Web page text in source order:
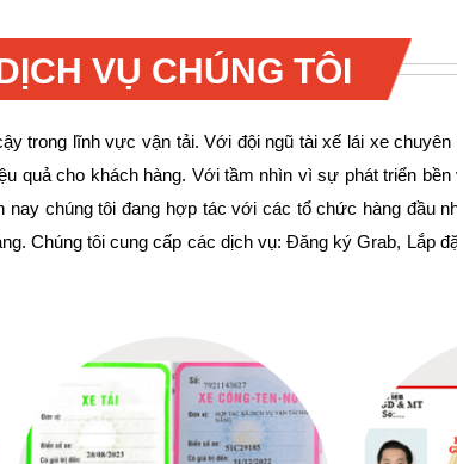
VỤ CHÚNG TÔI
trong lĩnh vực vận tải. Với đội ngũ tài xế lái xe
quả cho khách hàng. Với tầm nhìn vì sự phát triển
chúng tôi đang hợp tác với các tổ chức hàng đầu
Chúng tôi cung cấp các dịch vụ: Đăng ký Grab, Lắp